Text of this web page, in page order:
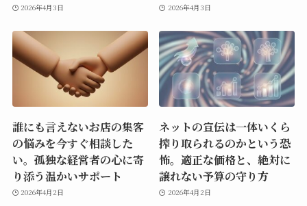
2026年4月3日 2026年4月3日
誰にも言えないお店の集客
の悩みを今すぐ相談した
い。孤独な経営者の心に寄
り添う温かいサポート
2026年4月2日
ネットの宣伝は一体いくら
搾り取られるのかという恐
怖。適正な価格と、絶対に
譲れない予算の守り方
2026年4月2日